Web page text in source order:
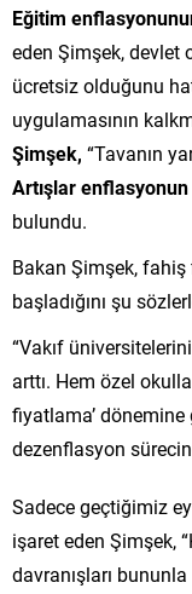
Eğitim
eden Şimşek, devlet
ücretsiz olduğunu
uygulamasının
Şimşek, “Tavanın
Artışlar
bulundu.
Bakan Şimşek, fahiş
başladığını şu
“Vakıf
arttı. Hem özel
fiyatlama’
dezenflasyon
Sadece geçtiğimiz
işaret eden Şimşek,
davranışları